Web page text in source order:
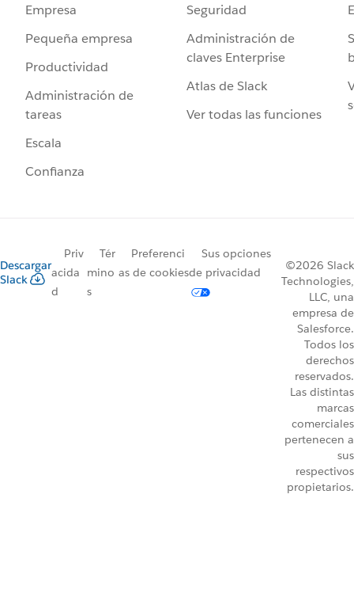
Empresa
Pequeña empresa
Productividad
Administración de
tareas
Escala
Confianza
Seguridad
Administración de
claves Enterprise
Atlas de Slack
Ver todas las funciones
Descargar
Slack
Priv
acida
d
Tér
mino
s
Preferenci
as de cookies
Sus opciones
de privacidad
©2026 Slack
Technologies,
LLC, una
empresa de
Salesforce.
Todos los
derechos
reservados.
Las distintas
marcas
comerciales
pertenecen a
sus
respectivos
propietarios.